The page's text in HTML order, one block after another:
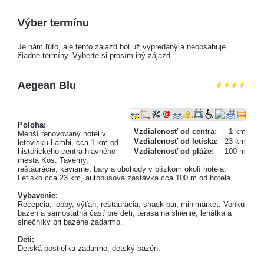
Výber termínu
Je nám ľúto, ale tento zájazd bol už vypredaný a neobsahuje
žiadne termíny. Vyberte si prosím iný zájazd.
Aegean Blu
Vzdialenosť od centra:
1 km
Vzdialenosť od letiska:
23 km
Vzdialenosť od pláže:
100 m
Poloha:
Menší renovovaný hotel v
letovisku Lambi, cca 1 km od
historického centra hlavného
mesta Kos. Taverny,
reštaurácie, kaviarne, bary a obchody v blízkom okolí hotela.
Letisko cca 23 km, autobusová zastávka cca 100 m od hotela.
Vybavenie:
Recepcia, lobby, výťah, reštaurácia, snack bar, minimarket. Vonku
bazén a samostatná časť pre deti, terasa na slnenie, lehátka a
slnečníky pri bazéne zadarmo.
Deti:
Detská postieľka zadarmo, detský bazén.